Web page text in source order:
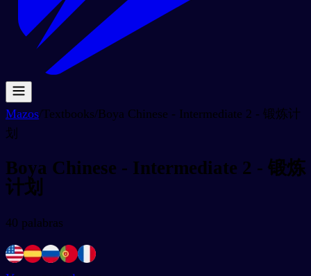
Mazos/Textbooks/Boya Chinese - Intermediate 2 - 锻炼计
划
Boya Chinese - Intermediate 2 - 锻炼
计划
40 palabras